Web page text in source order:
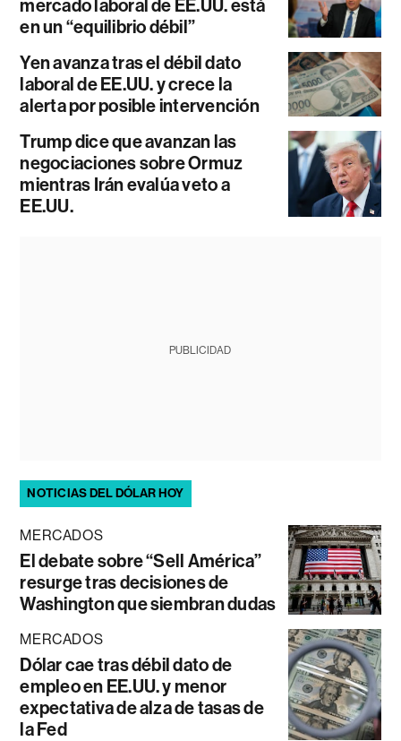
mercado laboral de EE.UU. está
en un “equilibrio débil”
Yen avanza tras el débil dato
laboral de EE.UU. y crece la
alerta por posible intervención
Trump dice que avanzan las
negociaciones sobre Ormuz
mientras Irán evalúa veto a
EE.UU.
PUBLICIDAD
NOTICIAS DEL DÓLAR HOY
MERCADOS
El debate sobre “Sell América”
resurge tras decisiones de
Washington que siembran dudas
MERCADOS
Dólar cae tras débil dato de
empleo en EE.UU. y menor
expectativa de alza de tasas de
la Fed